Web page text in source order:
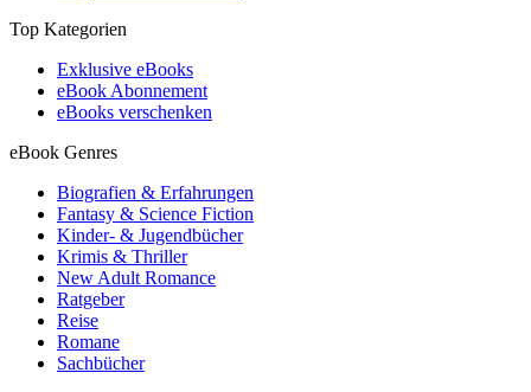
Top Kategorien
Exklusive eBooks
eBook Abonnement
eBooks verschenken
eBook Genres
Biografien & Erfahrungen
Fantasy & Science Fiction
Kinder- & Jugendbücher
Krimis & Thriller
New Adult Romance
Ratgeber
Reise
Romane
Sachbücher